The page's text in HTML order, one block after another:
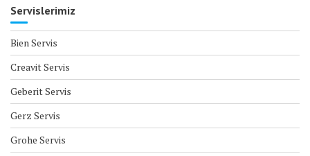
Servislerimiz
Bien Servis
Creavit Servis
Geberit Servis
Gerz Servis
Grohe Servis